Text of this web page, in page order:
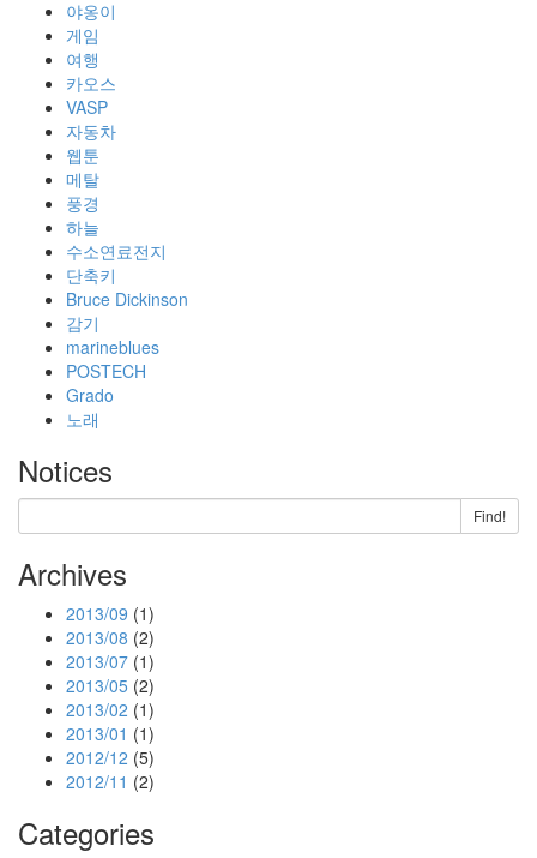
야옹이
게임
여행
카오스
VASP
자동차
웹툰
메탈
풍경
하늘
수소연료전지
단축키
Bruce Dickinson
감기
marineblues
POSTECH
Grado
노래
Notices
Find!
Archives
2013/09 (1)
2013/08 (2)
2013/07 (1)
2013/05 (2)
2013/02 (1)
2013/01 (1)
2012/12 (5)
2012/11 (2)
Categories